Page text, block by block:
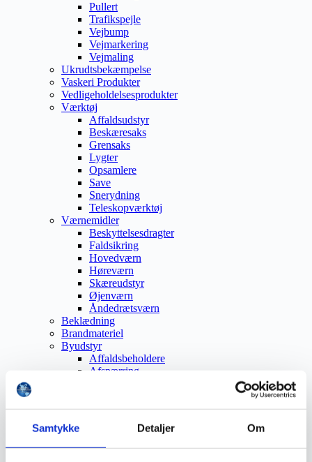
Samtykke Detaljer Om
Pullert
Trafikspejle
Vejbump
Vejmarkering
Vejmaling
Ukrudtsbekæmpelse
Vaskeri Produkter
Vedligeholdelsesprodukter
Værktøj
Affaldsudstyr
Beskæresaks
Grensaks
Lygter
Opsamlere
Save
Snerydning
Teleskopværktøj
Værnemidler
Beskyttelsesdragter
Faldsikring
Hovedværn
Høreværn
Skæreudstyr
Øjenværn
Åndedrætsværn
Beklædning
Brandmateriel
Byudstyr
Affaldsbeholdere
Afspærring
Hygiejne
Kemi håndtering
Plejeprodukter
Sikkerhedsfodtøj